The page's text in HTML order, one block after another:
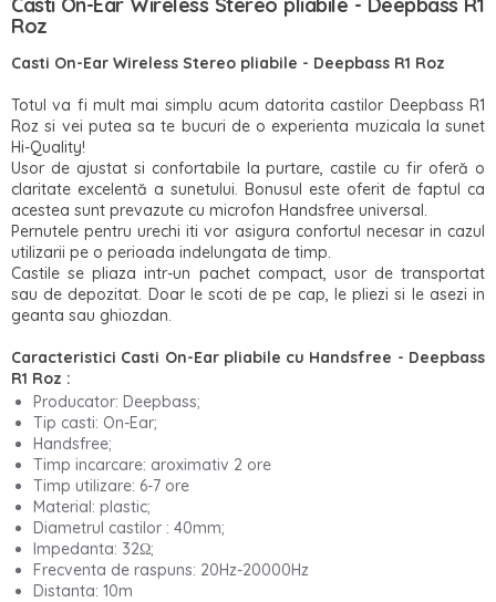
Roz
Casti On-Ear Wireless Stereo pliabile - Deepbass R1 Roz
Totul va fi mult mai simplu acum datorita castilor Deepbass R1
Roz si vei putea sa te bucuri de o experienta muzicala la sunet
Hi-Quality!
Usor de ajustat si confortabile la purtare, castile cu fir oferă o
claritate excelentă a sunetului. Bonusul este oferit de faptul ca
acestea sunt prevazute cu microfon Handsfree universal.
Pernutele pentru urechi iti vor asigura confortul necesar in cazul
utilizarii pe o perioada indelungata de timp.
Castile se pliaza intr-un pachet compact, usor de transportat
sau de depozitat. Doar le scoti de pe cap, le pliezi si le asezi in
geanta sau ghiozdan.
Caracteristici Casti On-Ear pliabile cu Handsfree - Deepbass
R1 Roz :
Producator: Deepbass;
Tip casti: On-Ear;
Handsfree;
Timp incarcare: aroximativ 2 ore
Timp utilizare: 6-7 ore
Material: plastic;
Diametrul castilor : 40mm;
Impedanta: 32Ω;
Frecventa de raspuns: 20Hz-20000Hz
Distanta: 10m